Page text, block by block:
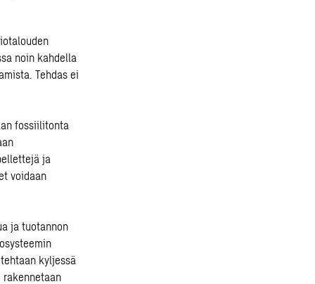
noin kahdella
Tehdas ei
fossiilitonta
ja
voidaan
ja tuotannon
kyljessä